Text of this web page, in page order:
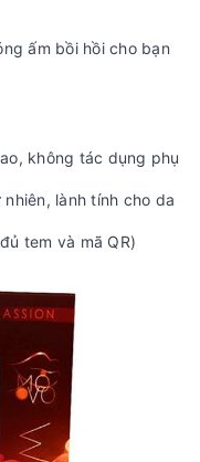
ấm bồi hồi cho bạn
không tác dụng phụ
lành tính cho da
tem và mã QR)